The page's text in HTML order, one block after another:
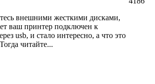
внешними жесткими дисками,
ваш принтер подключен к
usb, и стало интересно, а что это
читайте...